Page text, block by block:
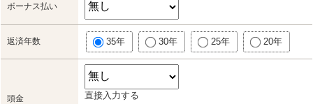
ボーナス払い
返済年数 35年 30年 25年 20年
頭金 直接入力する